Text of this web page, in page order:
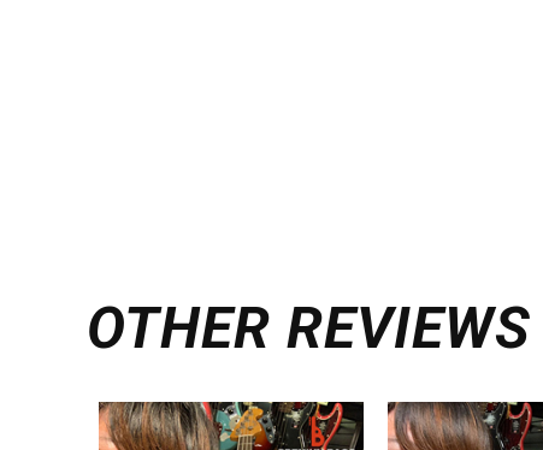
OTHER REVIEWS